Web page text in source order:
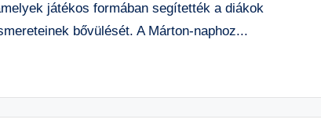
játékos formában segítették a diákok
bővülését. A Márton-naphoz...